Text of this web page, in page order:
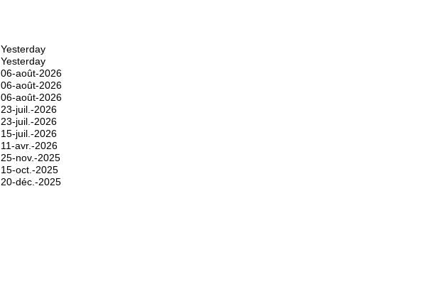
Yesterday
Yesterday
06-août-2026
06-août-2026
06-août-2026
23-juil.-2026
23-juil.-2026
15-juil.-2026
11-avr.-2026
25-nov.-2025
15-oct.-2025
20-déc.-2025